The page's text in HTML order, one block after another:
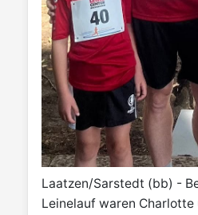
Laatzen/Sarstedt (bb) -
Leinelauf waren